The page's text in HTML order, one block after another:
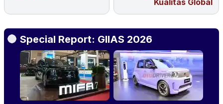
Kualitas Global
Special Report: GIIAS 2026